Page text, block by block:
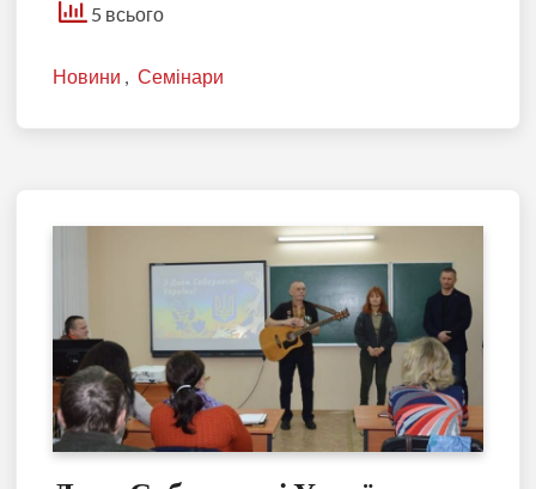
5 всього
Новини , Семінари